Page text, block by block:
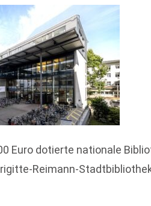
Euro dotierte nationale
Reimann-